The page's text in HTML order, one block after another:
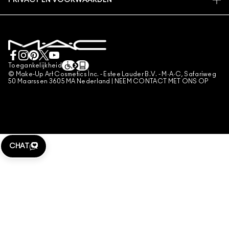
NEEM CONTACT MET ONS OP
CONTACTEER FABRIKANT
MAKE-UP SERVICES
VERKOOPSVOORWAARDEN
NAMAAKPRODUCTEN
ALGEMENE VOORWAARDEN POA
Toegankelijkheid
© Make-Up Art Cosmetics Inc. - Estee Lauder B.V. - M·A·C, Safariweg
50 Maarssen 3605 MA Nederland |
NEEM CONTACT MET ONS OP
CHAT